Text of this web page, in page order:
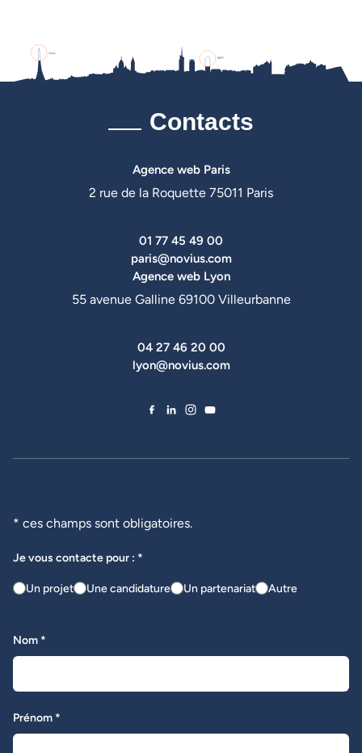
Contacts
Agence web Paris
2 rue de la Roquette 75011 Paris
01 77 45 49 00
paris@novius.com
Agence web Lyon
55 avenue Galline 69100 Villeurbanne
04 27 46 20 00
lyon@novius.com
* ces champs sont obligatoires.
Je vous contacte pour : *
Un projet Une candidature Un partenariat Autre
Nom *
Prénom *